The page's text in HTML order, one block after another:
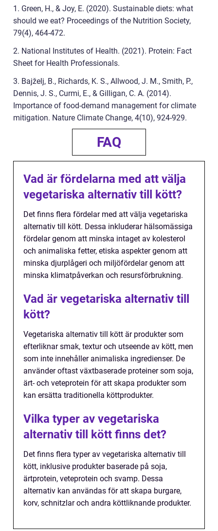
1. Green, H., & Joy, E. (2020). Sustainable diets: what
should we eat? Proceedings of the Nutrition Society,
79(4), 464-472.
2. National Institutes of Health. (2021). Protein: Fact
Sheet for Health Professionals.
3. Bajželj, B., Richards, K. S., Allwood, J. M., Smith, P.,
Dennis, J. S., Curmi, E., & Gilligan, C. A. (2014).
Importance of food-demand management for climate
mitigation. Nature Climate Change, 4(10), 924-929.
FAQ
Vad är fördelarna med att välja
vegetariska alternativ till kött?
Det finns flera fördelar med att välja vegetariska
alternativ till kött. Dessa inkluderar hälsomässiga
fördelar genom att minska intaget av kolesterol
och animaliska fetter, etiska aspekter genom att
minska djurplågeri och miljöfördelar genom att
minska klimatpåverkan och resursförbrukning.
Vad är vegetariska alternativ till
kött?
Vegetariska alternativ till kött är produkter som
efterliknar smak, textur och utseende av kött, men
som inte innehåller animaliska ingredienser. De
använder oftast växtbaserade proteiner som soja,
ärt- och veteprotein för att skapa produkter som
kan ersätta traditionella köttprodukter.
Vilka typer av vegetariska
alternativ till kött finns det?
Det finns flera typer av vegetariska alternativ till
kött, inklusive produkter baserade på soja,
ärtprotein, veteprotein och svamp. Dessa
alternativ kan användas för att skapa burgare,
korv, schnitzlar och andra köttliknande produkter.